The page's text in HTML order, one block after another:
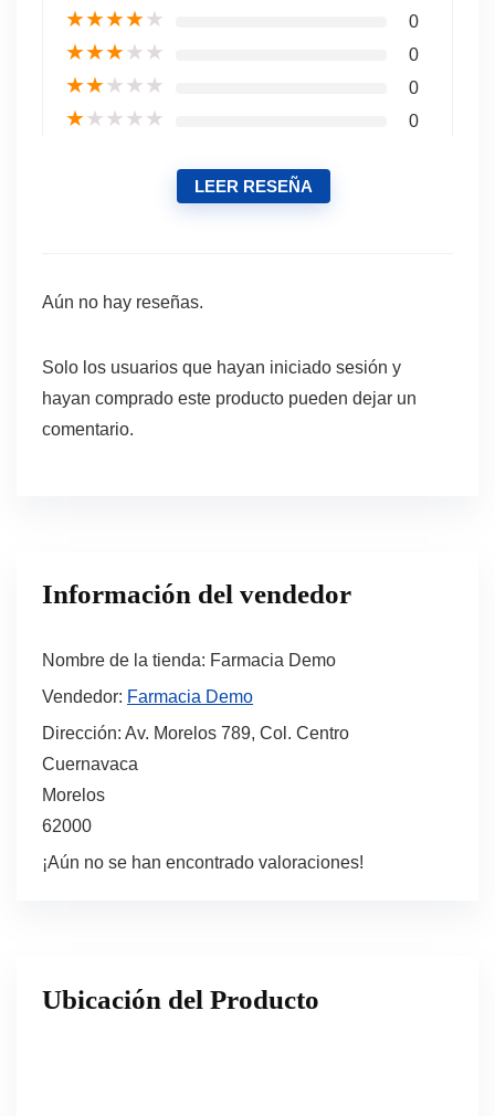
★★★★★ 0
★★★★★ 0
★★★★★ 0
★★★★★ 0
LEER RESEÑA
Aún no hay reseñas.
Solo los usuarios que hayan iniciado sesión y
hayan comprado este producto pueden dejar un
comentario.
Información del vendedor
Nombre de la tienda: Farmacia Demo
Vendedor: Farmacia Demo
Dirección: Av. Morelos 789, Col. Centro
Cuernavaca
Morelos
62000
¡Aún no se han encontrado valoraciones!
Ubicación del Producto